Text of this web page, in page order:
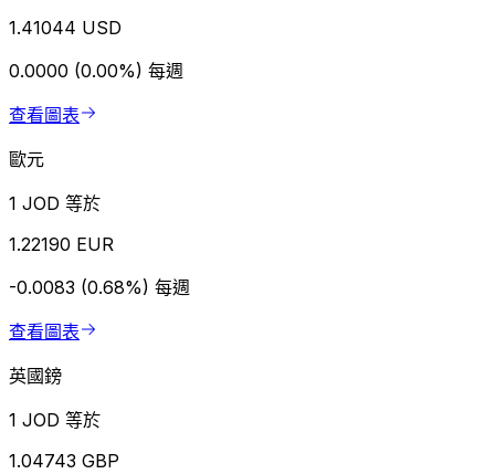
1.41044 USD
0.0000 (0.00%) 每週
查看圖表
歐元
1 JOD 等於
1.22190 EUR
-0.0083 (0.68%) 每週
查看圖表
英國鎊
1 JOD 等於
1.04743 GBP